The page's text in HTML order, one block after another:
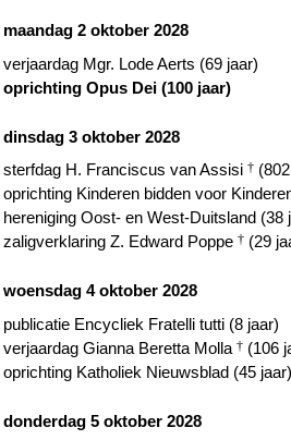
maandag 2 oktober 2028
verjaardag Mgr. Lode Aerts (69 jaar)
oprichting Opus Dei (100 jaar)
dinsdag 3 oktober 2028
sterfdag H. Franciscus van Assisi †
oprichting Kinderen bidden voor
hereniging Oost- en West-Duitsland (38
zaligverklaring Z. Edward Poppe † (29
woensdag 4 oktober 2028
publicatie Encycliek Fratelli tutti (8 jaar)
verjaardag Gianna Beretta Molla † (106
oprichting Katholiek Nieuwsblad (45 jaar)
donderdag 5 oktober 2028